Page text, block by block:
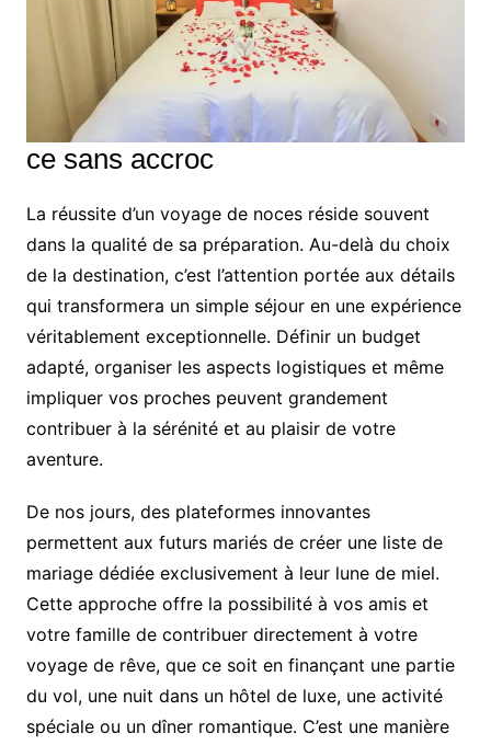
ce sans accroc
La réussite d’un voyage de noces réside souvent
dans la qualité de sa préparation. Au-delà du choix
de la destination, c’est l’attention portée aux détails
qui transformera un simple séjour en une expérience
véritablement exceptionnelle. Définir un budget
adapté, organiser les aspects logistiques et même
impliquer vos proches peuvent grandement
contribuer à la sérénité et au plaisir de votre
aventure.
De nos jours, des plateformes innovantes
permettent aux futurs mariés de créer une liste de
mariage dédiée exclusivement à leur lune de miel.
Cette approche offre la possibilité à vos amis et
votre famille de contribuer directement à votre
voyage de rêve, que ce soit en finançant une partie
du vol, une nuit dans un hôtel de luxe, une activité
spéciale ou un dîner romantique. C’est une manière